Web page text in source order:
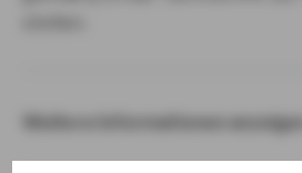
Weitere Informationen anzeigen